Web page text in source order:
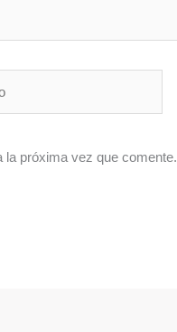
la próxima vez que comente.